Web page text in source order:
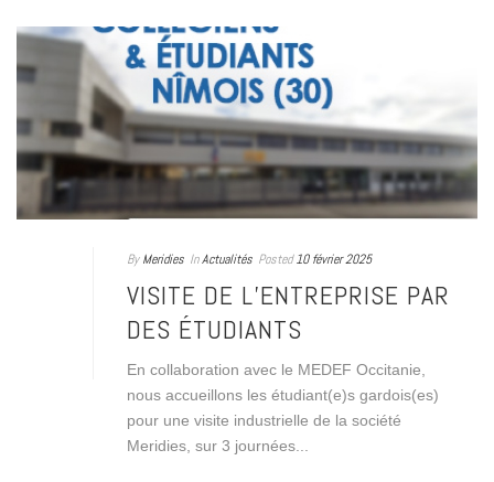
By Meridies InActualités Posted 10 février 2025
VISITE DE L’ENTREPRISE PAR
DES ÉTUDIANTS
En collaboration avec le MEDEF Occitanie,
nous accueillons les étudiant(e)s gardois(es)
pour une visite industrielle de la société
Meridies, sur 3 journées...